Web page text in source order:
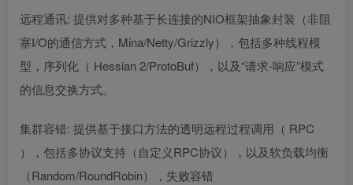
远程通讯: 提供对多种基于长连接的NIO框架抽象封装（非阻
塞I/O的通信方式，Mina/Netty/Grizzly），包括多种线程模
型，序列化（ Hessian2/ProtoBuf），以及“请求-响应”模式
的信息交换方式。
集群容错: 提供基于接口方法的透明远程过程调用（ RPC
），包括多协议支持（自定义RPC协议），以及软负载均衡
（Random/RoundRobin），失败容错